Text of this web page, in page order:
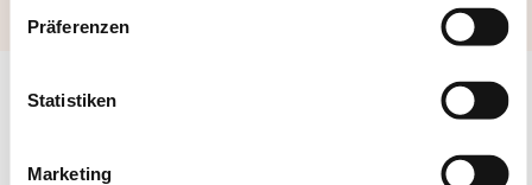
Präferenzen
Statistiken
Marketing